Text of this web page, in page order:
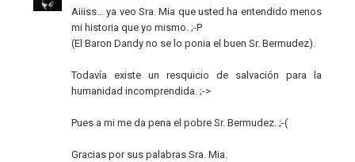
Aiiiss... ya veo Sra. Mia que usted ha entendido menos
mi historia que yo mismo. ;-P
(El Baron Dandy no se lo ponia el buen Sr. Bermudez).
Todavía existe un resquicio de salvación para la
humanidad incomprendida. ;->
Pues a mi me da pena el pobre Sr. Bermudez. ;-(
Gracias por sus palabras Sra. Mia.